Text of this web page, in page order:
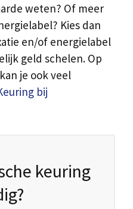
weten? Of meer
Kies dan
en/of energielabel
geld schelen. Op
je ook veel
bij
keuring